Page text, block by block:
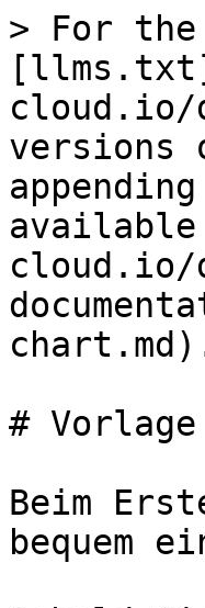
> For the
cloud.io/
versions
available
cloud.io/
#
Beim
bequem